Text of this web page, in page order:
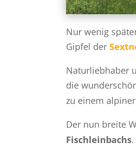
Nur wenig
Gipfel der
Naturliebhaber
die
zu einem
Der nun breite
Fischleinbachs